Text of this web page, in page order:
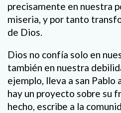
precisamente en nuestra
miseria, y por tanto
de Dios.
Dios no confía solo en
también en nuestra
ejemplo, lleva a san Pablo
hay un proyecto sobre su
hecho, escribe a la